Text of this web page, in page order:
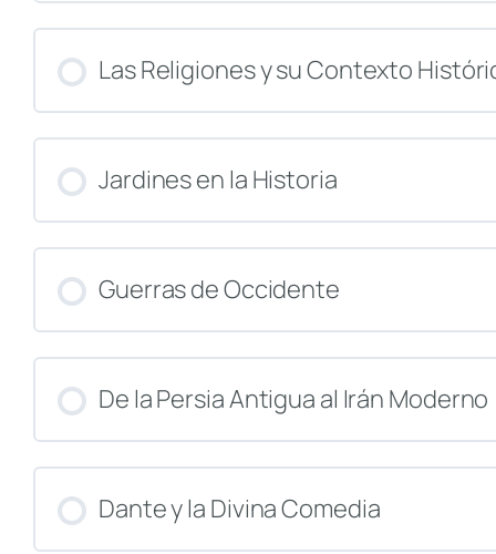
CURSO PROGRESO
Las Religiones y su Contexto
CURSO PROGRESO
Jardines en la Historia
CURSO PROGRESO
Guerras de Occidente
CURSO PROGRESO
De la Persia Antigua al Irán Moderno
CURSO PROGRESO
Dante y la Divina Comedia